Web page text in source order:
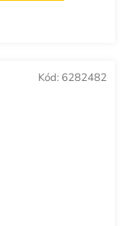
Kód: 6282482